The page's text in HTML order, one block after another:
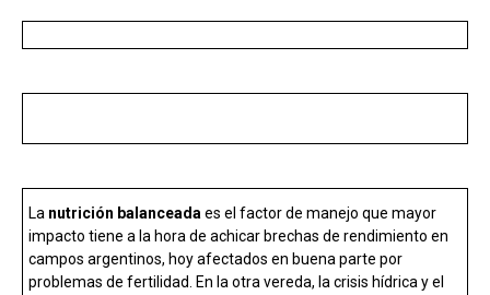
La nutrición balanceada es el factor de manejo que mayor
impacto tiene a la hora de achicar brechas de rendimiento en
campos argentinos, hoy afectados en buena parte por
problemas de fertilidad. En la otra vereda, la crisis hídrica y el